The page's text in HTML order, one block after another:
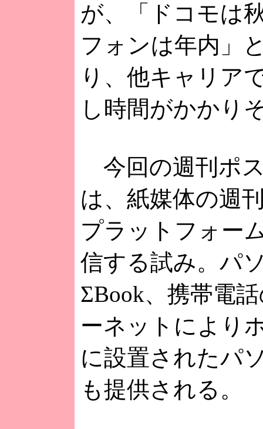
が、「ドコモは
フォンは年内」
り、他キャリア
し時間がかかり
今回の週刊ポ
は、紙媒体の週
プラットフォー
信する試み。パ
ΣBook、携帯電
ーネットにより
に設置されたパ
も提供される。